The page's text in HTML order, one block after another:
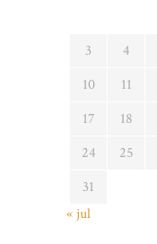
3
4
10
11
17
18
24
25
31
« jul